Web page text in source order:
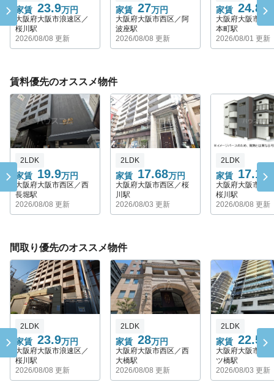
家賃 23.9万円
大阪府大阪市浪速区／
桜川駅
2026/08/08 更新
家賃 27万円
大阪府大阪市西区／阿
波座駅
2026/08/08 更新
家賃 24.8 万
大阪府大阪市中
本町駅
2026/08/01 更新
賃料優先のオススメ物件
家賃 19.9万円
2LDK
大阪府大阪市西区／西
長堀駅
2026/08/08 更新
家賃 17.68万円
2LDK
大阪府大阪市西区／桜
川駅
2026/08/03 更新
家賃 17.1 万
2LDK
大阪府大阪市浪
桜川駅
2026/08/08 更新
間取り優先のオススメ物件
家賃 23.9万円
2LDK
大阪府大阪市浪速区／
桜川駅
2026/08/08 更新
家賃 28万円
2LDK
大阪府大阪市西区／西
大橋駅
2026/08/08 更新
家賃 22.5 万
2LDK
大阪府大阪市西
ツ橋駅
2026/08/03 更新